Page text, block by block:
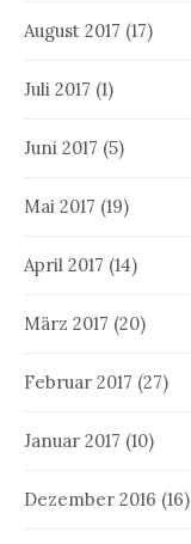
August 2017 (17)
Juli 2017 (1)
Juni 2017 (5)
Mai 2017 (19)
April 2017 (14)
März 2017 (20)
Februar 2017 (27)
Januar 2017 (10)
Dezember 2016 (16)